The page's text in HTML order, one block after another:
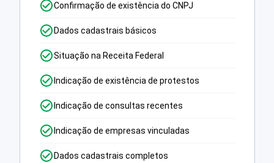
Confirmação de existência do CNPJ
Dados cadastrais básicos
Situação na Receita Federal
Indicação de existência de protestos
Indicação de consultas recentes
Indicação de empresas vinculadas
Dados cadastrais completos